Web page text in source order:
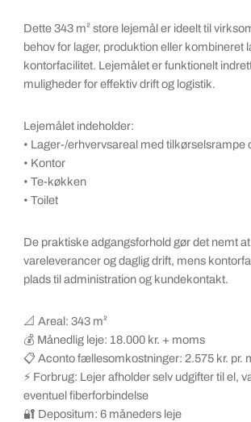
Dette 343 m² store lejemål er ideelt til
behov for lager, produktion eller kombineret
kontorfacilitet. Lejemålet er funktionelt
muligheder for effektiv drift og logistik.
Lejemålet indeholder:
• Lager-/erhvervsareal med tilkørselsrampe
• Kontor
• Te-køkken
• Toilet
De praktiske adgangsforhold gør det nemt
vareleverancer og daglig drift, mens
plads til administration og kundekontakt.
📐 Areal: 343 m²
💰 Månedlig leje: 18.000 kr. + moms
📋 Aconto fællesomkostninger: 2.575 kr. pr.
⚡ Forbrug: Lejer afholder selv udgifter til el,
eventuel fiberforbindelse
🔐 Depositum: 6 måneders leje